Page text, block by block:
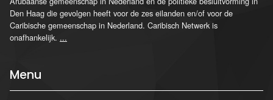
Den Haag die gevolgen heeft voor de zes eilanden en/of voor de
Caribische gemeenschap in Nederland. Caribisch Netwerk is
onafhankelijk. ...
Menu